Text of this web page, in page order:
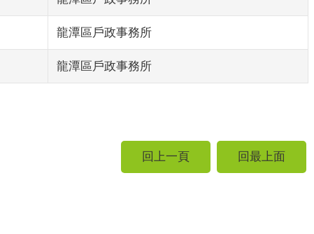
龍潭區戶政事務所
龍潭區戶政事務所
回上一頁 回最上面